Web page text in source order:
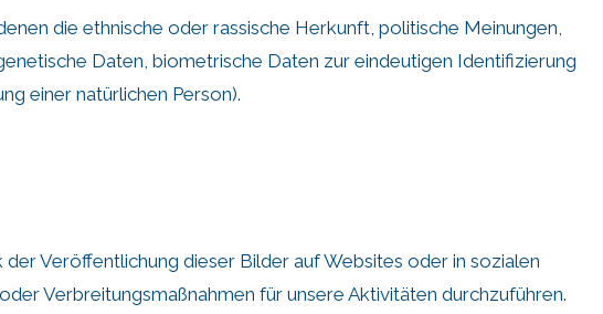
die ethnische oder rassische Herkunft, politische Meinungen,
Daten, biometrische Daten zur eindeutigen Identifizierung
einer natürlichen Person).
Veröffentlichung dieser Bilder auf Websites oder in sozialen
Verbreitungsmaßnahmen für unsere Aktivitäten durchzuführen.